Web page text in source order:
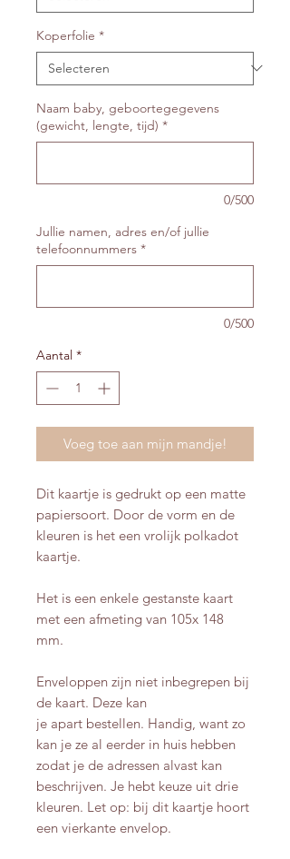
Koperfolie *
Naam baby, geboortegegevens
(gewicht, lengte, tijd) *
0/500
Jullie namen, adres en/of jullie
telefoonnummers *
0/500
Aantal *
Voeg toe aan mijn mandje!
Dit kaartje is gedrukt op een matte
papiersoort. Door de vorm en de
kleuren is het een vrolijk polkadot
kaartje.
Het is een enkele gestanste kaart
met een afmeting van 105x 148
mm.
Enveloppen zijn niet inbegrepen bij
de kaart. Deze kan
je apart bestellen. Handig, want zo
kan je ze al eerder in huis hebben
zodat je de adressen alvast kan
beschrijven. Je hebt keuze uit drie
kleuren. Let op: bij dit kaartje hoort
een vierkante envelop.